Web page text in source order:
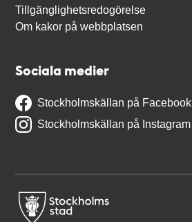
Tillgänglighetsredogörelse
Om kakor på webbplatsen
Sociala medier
Stockholmskällan på Facebook
Stockholmskällan på Instagram